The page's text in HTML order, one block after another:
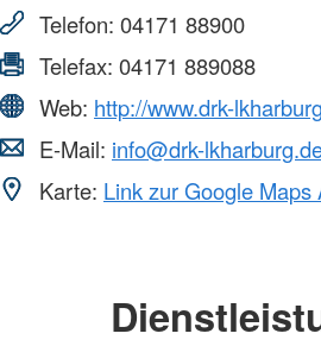
Telefon: 04171 88900
Telefax: 04171 889088
Web: http://www.drk-
E-Mail: info@drk-
Karte: Link zur Google Maps